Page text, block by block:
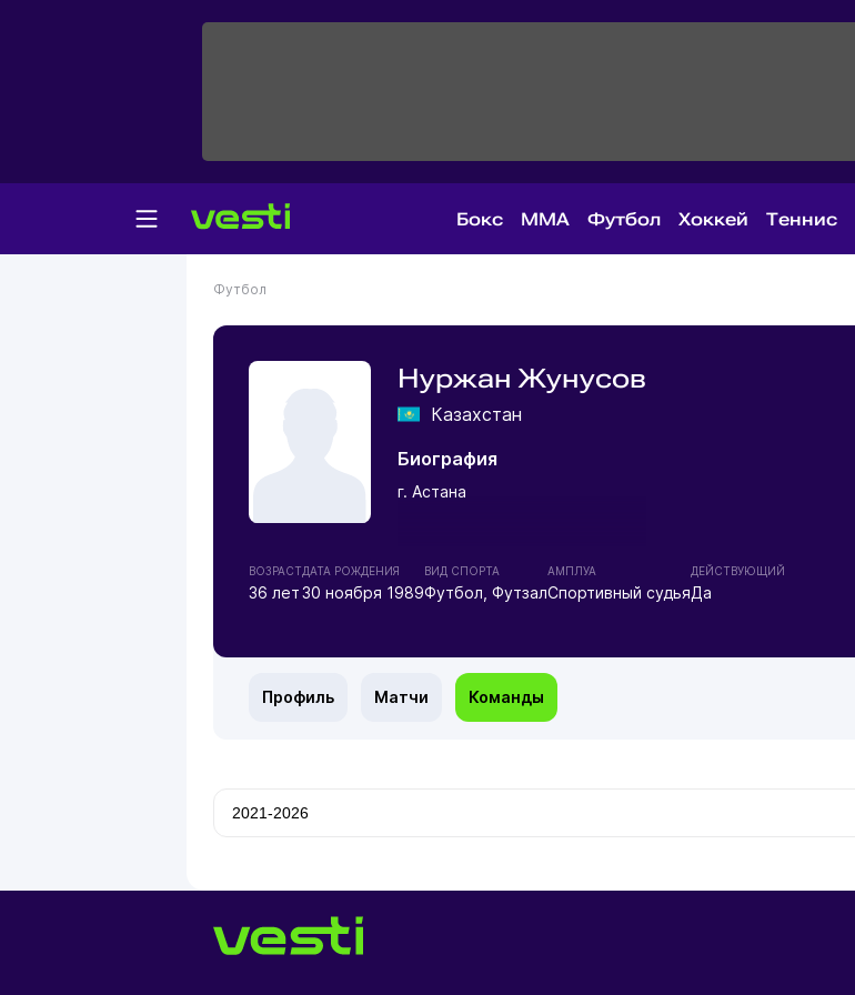
Бокс MMA Футбол Хоккей Теннис
Футбол
Нуржан Жунусов
Казахстан
Биография
г. Астана
ВОЗРАСТ
36 лет
ДАТА РОЖДЕНИЯ
30 ноября 1989
ВИД СПОРТА
Футбол, Футзал
АМПЛУА
Спортивный судья
ДЕЙСТВУЮЩИЙ
Да
Профиль Матчи Команды